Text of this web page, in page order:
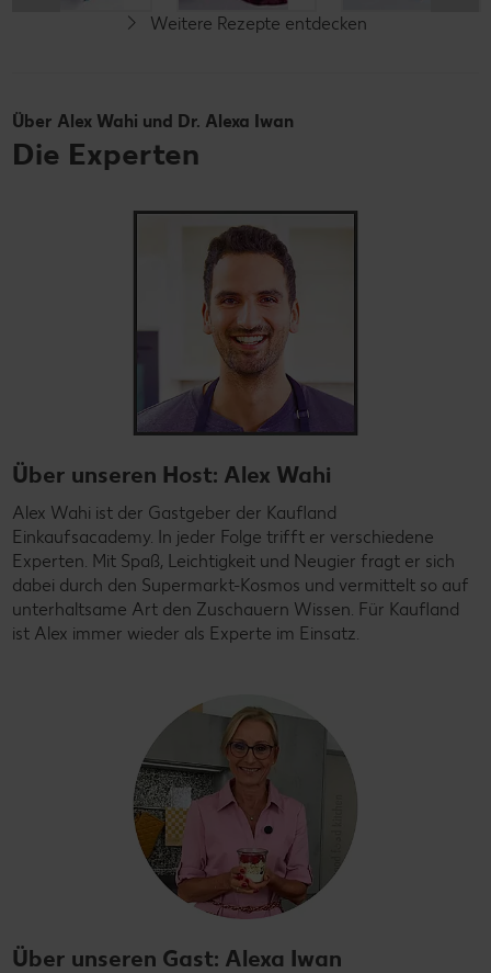
Weitere Rezepte entdecken
Über Alex Wahi und Dr. Alexa Iwan
Die Experten
Über unseren Host: Alex Wahi
Alex Wahi ist der Gastgeber der Kaufland
Einkaufsacademy. In jeder Folge trifft er verschiedene
Experten. Mit Spaß, Leichtigkeit und Neugier fragt er sich
dabei durch den Supermarkt-Kosmos und vermittelt so auf
unterhaltsame Art den Zuschauern Wissen. Für Kaufland
ist Alex immer wieder als Experte im Einsatz.
Über unseren Gast: Alexa Iwan